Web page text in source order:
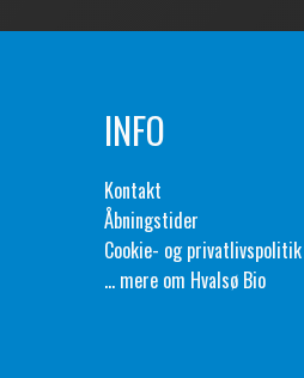
INFO
Kontakt
Åbningstider
Cookie- og privatlivspolitik
... mere om Hvalsø Bio